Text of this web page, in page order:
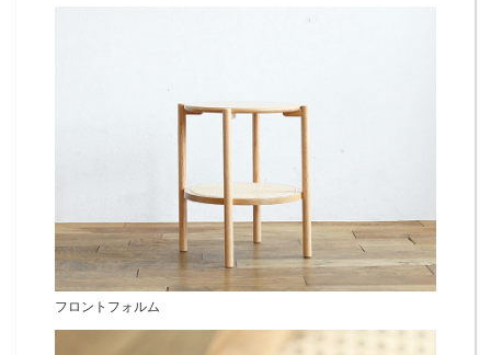
フロントフォルム